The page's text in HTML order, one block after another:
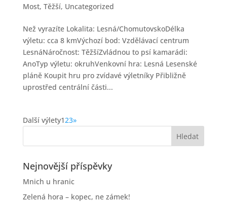
Most, Těžší, Uncategorized
Než vyrazíte Lokalita: Lesná/ChomutovskoDélka
výletu: cca 8 kmVýchozí bod: Vzdělávací centrum
LesnáNáročnost: TěžšíZvládnou to psí kamarádi:
AnoTyp výletu: okruhVenkovní hra: Lesná Lesenské
pláně Koupit hru pro zvídavé výletníky Přibližně
uprostřed centrální části...
Další výlety123»
Nejnovější příspěvky
Mnich u hranic
Zelená hora – kopec, ne zámek!